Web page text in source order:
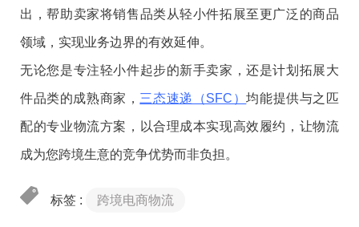
出，帮助卖家将销售品类从轻小件拓展至更广泛的商品
领域，实现业务边界的有效延伸。
无论您是专注轻小件起步的新手卖家，还是计划拓展大
件品类的成熟商家， 三态速递（SFC）均能提供与之匹
配的专业物流方案，以合理成本实现高效履约，让物流
成为您跨境生意的竞争优势而非负担。
标签 : 跨境电商物流